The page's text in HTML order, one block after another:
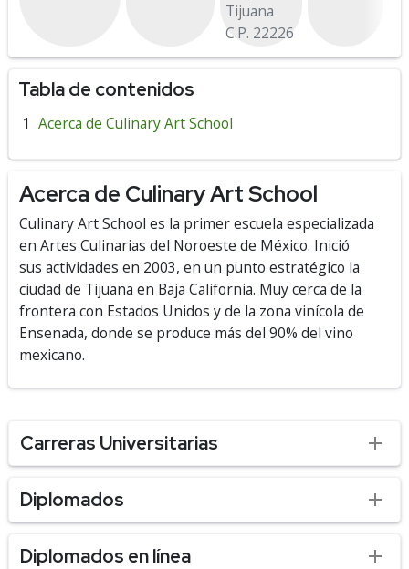
Tijuana
C.P. 22226
Tabla de contenidos
Acerca de Culinary Art School
Acerca de Culinary Art School
Culinary Art School es la primer escuela especializada
en Artes Culinarias del Noroeste de México. Inició
sus actividades en 2003, en un punto estratégico la
ciudad de Tijuana en Baja California. Muy cerca de la
frontera con Estados Unidos y de la zona vinícola de
Ensenada, donde se produce más del 90% del vino
mexicano.
Carreras Universitarias
Diplomados
Diplomados en línea